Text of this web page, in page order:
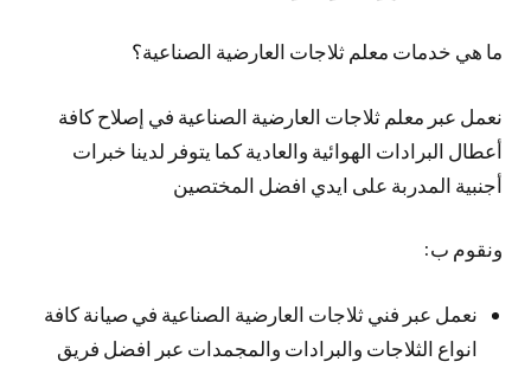
ما هي خدمات معلم ثلاجات العارضية الصناعية؟
نعمل عبر معلم ثلاجات العارضية الصناعية في إصلاح كافة
أعطال البرادات الهوائية والعادية كما يتوفر لدينا خبرات
أجنبية المدربة على ايدي افضل المختصين
ونقوم ب:
نعمل عبر فني ثلاجات العارضية الصناعية في صيانة كافة
انواع الثلاجات والبرادات والمجمدات عبر افضل فريق